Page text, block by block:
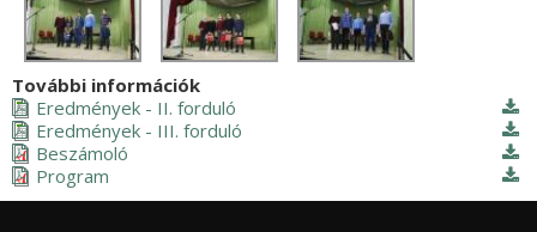
További információk
Eredmények - II. forduló
Eredmények - III. forduló
Beszámoló
Program